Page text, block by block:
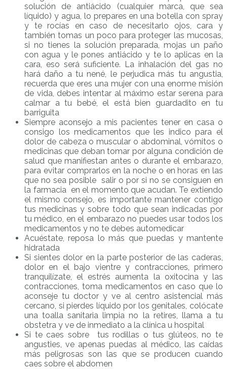
solución de antiácido (cualquier marca, que sea
líquido) y agua, lo prepares en una botella con spray
y te rocías en caso de necesitarlo ojos, cara y
también tomas un poco para proteger las mucosas,
si no tienes la solución preparada, mojas un paño
con agua y le pones antiácido y te lo aplicas en la
cara, eso será suficiente. La inhalación del gas no
hará daño a tu nené, le perjudica más tu angustia,
recuerda que eres una mujer con una enorme misión
de vida, debes intentar al máximo estar serena para
calmar a tu bebé, el está bien guardadito en tu
barriguita
Siempre aconsejo a mis pacientes tener en casa o
consigo los medicamentos que les indico para el
dolor de cabeza o muscular o abdominal, vómitos o
medicinas que deban tomar por alguna condición de
salud que manifiestan antes o durante el embarazo,
para evitar comprarlos en la noche o en horas en las
que no sea posible salir o por si no se consiguen en
la farmacia en el momento que acudan. Te extiendo
el mismo consejo, es importante mantener contigo
tus medicinas y sobre todo que sean indicadas por
tu médico, en el embarazo no puedes usar todos los
medicamentos y no te debes automedicar
Acuéstate, reposa lo más que puedas y mantente
hidratada
Si sientes dolor en la parte posterior de las caderas,
dolor en el bajo vientre y contracciones, primero
tranquilízate, el estrés aumenta la oxitocina y las
contracciones, toma medicamentos en caso que lo
aconseje tu doctor y ve al centro asistencial más
cercano, si pierdes líquido por los genitales, colócate
una toalla sanitaria limpia no la retires, llama a tu
obstetra y ve de inmediato a la clínica u hospital
Si te caes sobre tus rodillas o tus glúteos, no te
angusties, ve apenas puedas al médico, las caídas
más peligrosas son las que se producen cuando
caes sobre el abdomen